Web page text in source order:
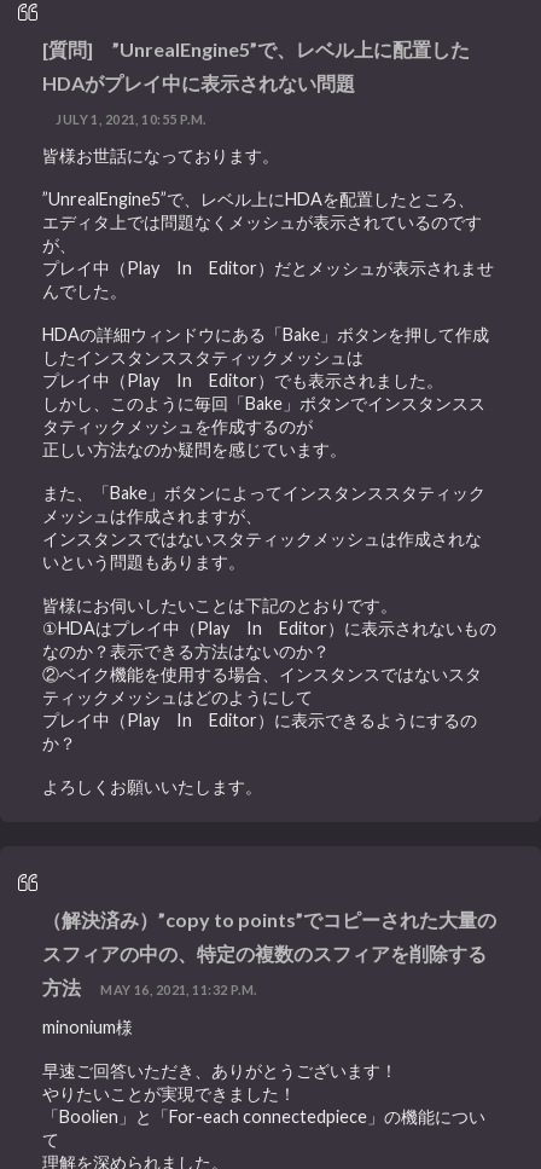
[質問] ”UnrealEngine5”で、レベル上に配置した
HDAがプレイ中に表示されない問題
JULY 1, 2021, 10:55 P.M.
皆様お世話になっております。
”UnrealEngine5”で、レベル上にHDAを配置したところ、
エディタ上では問題なくメッシュが表示されているのです
が、
プレイ中（Play In Editor）だとメッシュが表示されませ
んでした。
HDAの詳細ウィンドウにある「Bake」ボタンを押して作成
したインスタンススタティックメッシュは
プレイ中（Play In Editor）でも表示されました。
しかし、このように毎回「Bake」ボタンでインスタンスス
タティックメッシュを作成するのが
正しい方法なのか疑問を感じています。
また、「Bake」ボタンによってインスタンススタティック
メッシュは作成されますが、
インスタンスではないスタティックメッシュは作成されな
いという問題もあります。
皆様にお伺いしたいことは下記のとおりです。
①HDAはプレイ中（Play In Editor）に表示されないもの
なのか？表示できる方法はないのか？
②ベイク機能を使用する場合、インスタンスではないスタ
ティックメッシュはどのようにして
プレイ中（Play In Editor）に表示できるようにするの
か？
よろしくお願いいたします。
（解決済み）”copy to points”でコピーされた大量の
スフィアの中の、特定の複数のスフィアを削除する
方法
MAY 16, 2021, 11:32 P.M.
minonium様
早速ご回答いただき、ありがとうございます！
やりたいことが実現できました！
「Boolien」と「For-each connectedpiece」の機能につい
て
理解を深められました。